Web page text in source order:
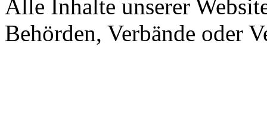
Alle Inhalte unserer
Behörden, Verbände oder